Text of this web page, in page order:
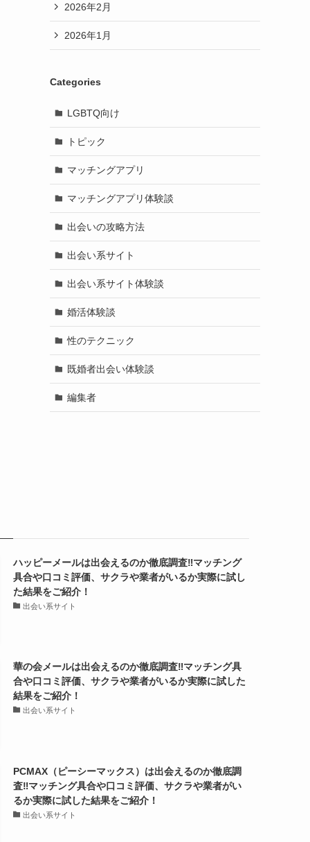
2026年2月
2026年1月
Categories
LGBTQ向け
トピック
マッチングアプリ
マッチングアプリ体験談
出会いの攻略方法
出会い系サイト
出会い系サイト体験談
婚活体験談
性のテクニック
既婚者出会い体験談
編集者
ハッピーメールは出会えるのか徹底調査‼マッチング
具合や口コミ評価、サクラや業者がいるか実際に試し
た結果をご紹介！
出会い系サイト
華の会メールは出会えるのか徹底調査‼マッチング具
合や口コミ評価、サクラや業者がいるか実際に試した
結果をご紹介！
出会い系サイト
PCMAX（ピーシーマックス）は出会えるのか徹底調
査‼マッチング具合や口コミ評価、サクラや業者がい
るか実際に試した結果をご紹介！
出会い系サイト